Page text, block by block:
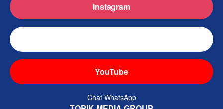
Instagram
YouTube
Chat WhatsApp